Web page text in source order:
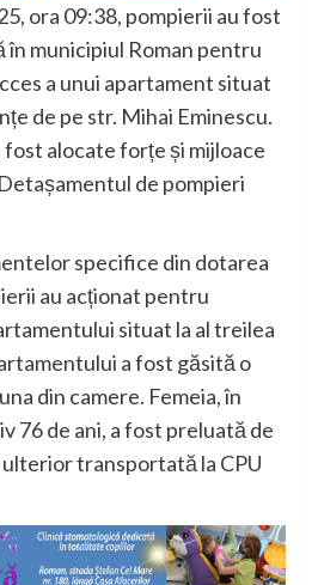
ora 09:38, pompierii au fost
municipiul Roman pentru
a unui apartament situat
de pe str. Mihai Eminescu.
fost alocate forțe și mijloace
de pompieri
specifice din dotarea
au acționat pentru
situat la al treilea
a fost găsită o
din camere. Femeia, în
76 de ani, a fost preluată de
transportată la CPU